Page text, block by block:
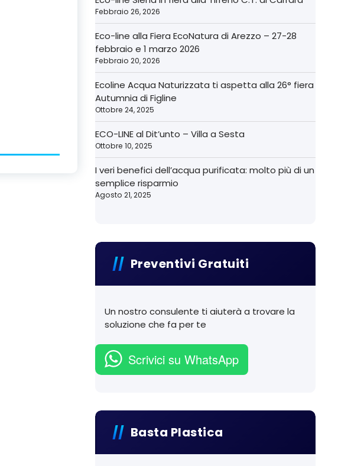
Febbraio 26, 2026
Eco-line alla Fiera EcoNatura di Arezzo – 27-28
febbraio e 1 marzo 2026
Febbraio 20, 2026
Ecoline Acqua Naturizzata ti aspetta alla 26° fiera
Autumnia di Figline
Ottobre 24, 2025
ECO-LINE al Dit’unto – Villa a Sesta
Ottobre 10, 2025
I veri benefici dell’acqua purificata: molto più di un
semplice risparmio
Agosto 21, 2025
Preventivi Gratuiti
Un nostro consulente ti aiuterà a trovare la
soluzione che fa per te
Scrivici su WhatsApp
Basta Plastica